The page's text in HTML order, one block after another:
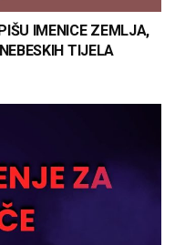
IMENICE ZEMLJA,
TIJELA